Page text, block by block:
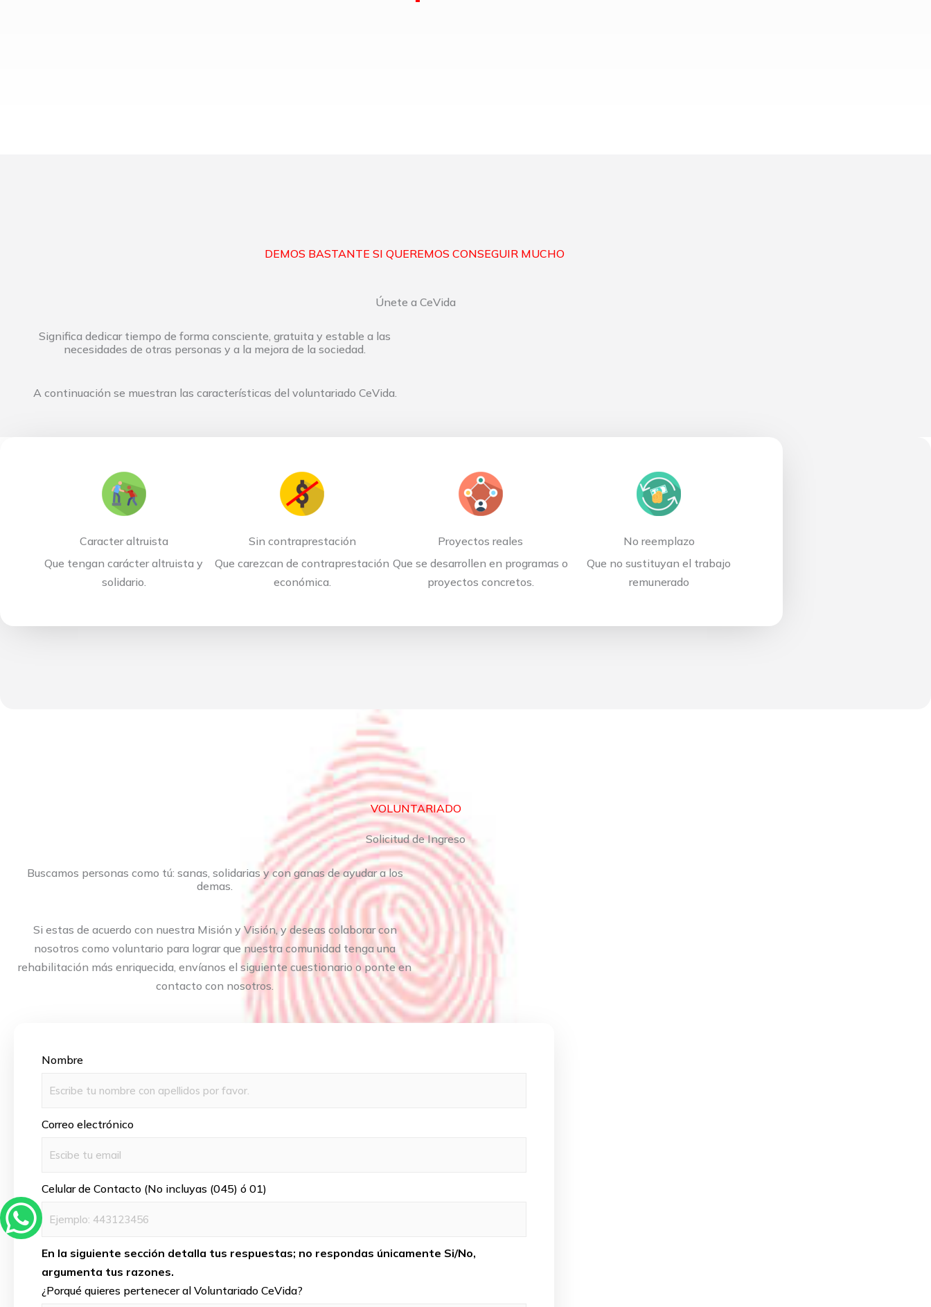
W
h
a
DEMOS BASTANTE SI QUEREMOS CONSEGUIR MUCHO
Únete a CeVida
Significa dedicar tiempo de forma consciente, gratuita y estable a las
necesidades de otras personas y a la mejora de la sociedad.
A continuación se muestran las características del voluntariado CeVida.
Caracter altruista
Que tengan carácter altruista y
solidario.
Sin contraprestación
Que carezcan de contraprestación
económica.
Proyectos reales
Que se desarrollen en programas o
proyectos concretos.
No reemplazo
Que no sustituyan el trabajo
remunerado
VOLUNTARIADO
Solicitud de Ingreso
Buscamos personas como tú: sanas, solidarias y con ganas de ayudar a los
demas.
Si estas de acuerdo con nuestra Misión y Visión, y deseas colaborar con
nosotros como voluntario para lograr que nuestra comunidad tenga una
rehabilitación más enriquecida, envíanos el siguiente cuestionario o ponte en
contacto con nosotros.
Nombre
Correo electrónico
Celular de Contacto (No incluyas (045) ó 01)
En la siguiente sección detalla tus respuestas; no respondas únicamente Si/No,
argumenta tus razones.
¿Porqué quieres pertenecer al Voluntariado CeVida?